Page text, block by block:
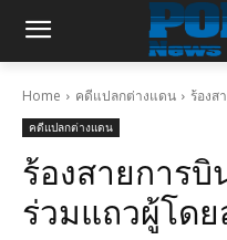
Home คดีแปลกต่างแดน ร้องส
คดีแปลกต่างแดน
ร้องสายการ
ร่วมแถวผู้โดย